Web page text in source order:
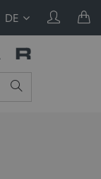
DE